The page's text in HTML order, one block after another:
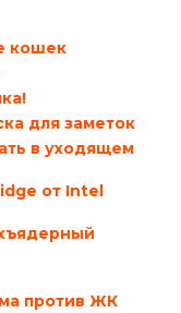
кошек
для заметок
в уходящем
от Intel
против ЖК